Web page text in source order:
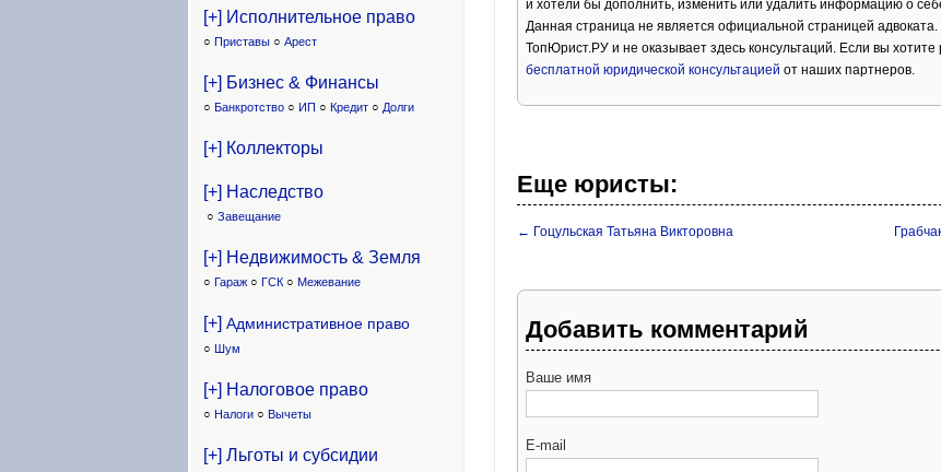
и хотели бы дополнить, изменить или удалить информацию о
Данная страница не является официальной страницей
ТопЮрист.РУ и не оказывает здесь консультаций. Если вы
бесплатной юридической консультацией от наших партнеров.
Еще юристы:
← Гоцульская Татьяна Викторовна
Добавить комментарий
Ваше имя
E-mail
[+] Исполнительное право
○ Приставы ○ Арест
[+] Бизнес & Финансы
○ Банкротство ○ ИП ○ Кредит ○ Долги
[+] Коллекторы
[+] Наследство
○ Завещание
[+] Недвижимость & Земля
○ Гараж ○ ГСК ○ Межевание
[+] Административное право
○ Шум
[+] Налоговое право
○ Налоги ○ Вычеты
[+] Льготы и субсидии